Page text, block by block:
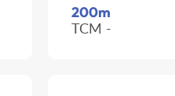
200m
TCM -